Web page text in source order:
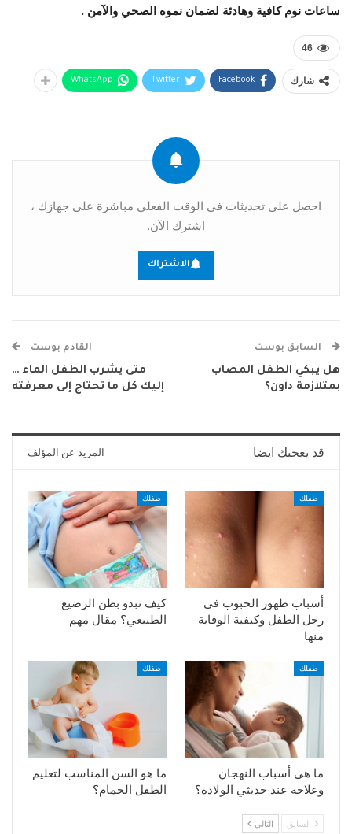
ساعات نوم كافية وهادئة لضمان نموه الصحي والآمن .
46
شارك Facebook
Twitter
WhatsApp
احصل على تحديثات في الوقت الفعلي مباشرة على جهازك ،
اشترك الآن.
الاشتراك
السابق بوست
هل يبكي الطفل المصاب
بمتلازمة داون؟
القادم بوست
متى يشرب الطفل الماء …
إليك كل ما تحتاج إلى معرفته
قد يعجبك ايضا المزيد عن المؤلف
طفلك
أسباب ظهور الحبوب في
رجل الطفل وكيفية الوقاية
منها
طفلك
كيف تبدو بطن الرضيع
الطبيعي؟ مقال مهم
طفلك
ما هي أسباب النهجان
وعلاجه عند حديثي الولادة؟
طفلك
ما هو السن المناسب لتعليم
الطفل الحمام؟
السابق التالي